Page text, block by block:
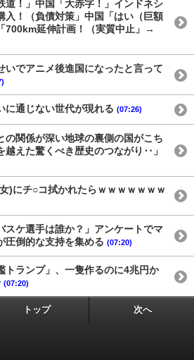
道！」中国「大赤字！」インドネシ
入！（負債対策」中国「はい（巨額
700km延伸計画！（実質中止」→
いでアニメ後進国になったと言って
に通じない世代が現れる (07:26)
の関係が深い地球の裏側の国がこち
えた驚くべき歴史のつながり‥」
)にチ○コ拭かれたらｗｗｗｗｗｗｗ
スケ選手は誰か？」アンケートでマ
圧倒的な支持を集める (07:20)
トランプ」、一隻作るのに4兆円か
(07:20)
トップ 次へ